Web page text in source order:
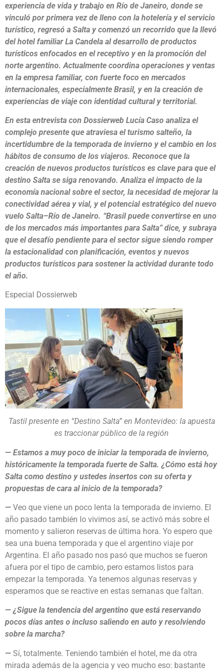
experiencia de vida y trabajo en Río de Janeiro, donde se
vinculó por primera vez de lleno con la hotelería y el servicio
turístico, regresó a Salta y comenzó un recorrido que la llevó
del hotel familiar La Candela al desarrollo de productos
turísticos enfocados en el receptivo y en la promoción del
norte argentino. Actualmente coordina operaciones y ventas
en la empresa familiar, con fuerte foco en mercados
internacionales, especialmente Brasil, y en la creación de
experiencias de viaje con identidad cultural y territorial.
En esta entrevista con Dossierweb Lucía Caso analiza el
complejo presente que atraviesa el turismo salteño, la
incertidumbre de la temporada de invierno y el cambio en los
hábitos de consumo de los viajeros. Reconoce que la
creación de nuevos productos turísticos es clave para que el
destino Salta se siga renovando. Analiza el impacto de la
economía nacional sobre el sector, la necesidad de mejorar la
conectividad aérea y vial, y el potencial estratégico del nuevo
vuelo Salta–Río de Janeiro. “Brasil puede convertirse en uno
de los mercados más importantes para Salta” dice, y subraya
que el desafío pendiente para el sector sigue siendo romper
la estacionalidad con planificación, eventos y nuevos
productos turísticos para sostener la actividad durante todo
el año.
Especial Dossierweb
Tastil presente en “Destino Salta” en Montevideo: la apuesta
es traccionar público de la región
— Estamos a muy poco de iniciar la temporada de invierno,
históricamente la temporada fuerte de Salta. ¿Cómo está hoy
Salta como destino y ustedes insertos con su oferta y
propuestas de cara al inicio de la temporada?
— Veo que viene un poco lenta la temporada de invierno. El
año pasado también lo vivimos así, se activó más sobre el
momento y salieron reservas de última hora. Yo espero que
sea una buena temporada y que el argentino viaje por
Argentina. El año pasado nos pasó que muchos se fueron
afuera por el tipo de cambio, pero estamos listos para
empezar la temporada. Ya tenemos algunas reservas y
esperamos que se reactive en estas semanas que faltan.
— ¿Sigue la tendencia del argentino que está reservando
pocos días antes o incluso saliendo en auto y resolviendo
sobre la marcha?
— Sí, totalmente. Teniendo también el hotel, me da otra
mirada además de la agencia y veo mucho eso: bastante